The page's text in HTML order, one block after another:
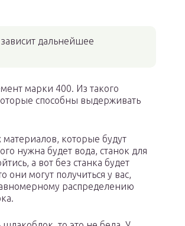
дальнейшее
марки 400. Из такого
способны выдерживать
которые будут
нужна будет вода, станок для
а вот без станка будет
они могут получиться у вас,
распределению